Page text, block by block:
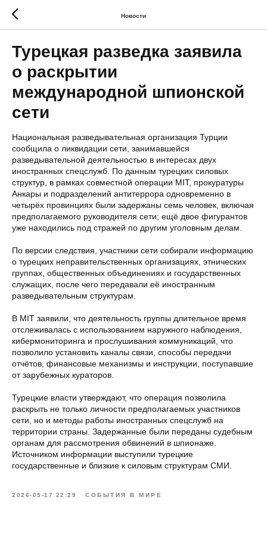
Новости
Турецкая разведка заявила
о раскрытии
международной шпионской
сети
Национальная разведывательная организация Турции
сообщила о ликвидации сети, занимавшейся
разведывательной деятельностью в интересах двух
иностранных спецслужб. По данным турецких силовых
структур, в рамках совместной операции MIT, прокуратуры
Анкары и подразделений антитеррора одновременно в
четырёх провинциях были задержаны семь человек, включая
предполагаемого руководителя сети; ещё двое фигурантов
уже находились под стражей по другим уголовным делам.
По версии следствия, участники сети собирали информацию
о турецких неправительственных организациях, этнических
группах, общественных объединениях и государственных
служащих, после чего передавали её иностранным
разведывательным структурам.
В MIT заявили, что деятельность группы длительное время
отслеживалась с использованием наружного наблюдения,
кибермониторинга и прослушивания коммуникаций, что
позволило установить каналы связи, способы передачи
отчётов, финансовые механизмы и инструкции, поступавшие
от зарубежных кураторов.
Турецкие власти утверждают, что операция позволила
раскрыть не только личности предполагаемых участников
сети, но и методы работы иностранных спецслужб на
территории страны. Задержанные были переданы судебным
органам для рассмотрения обвинений в шпионаже.
Источником информации выступили турецкие
государственные и близкие к силовым структурам СМИ.
2026-05-17 22:29 СОБЫТИЯ В МИРЕ